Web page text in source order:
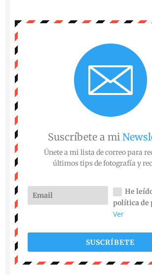
Suscríbete a mi
Únete a mi lista de correo para
últimos tips de fotografía y
He
política de
Ver
SUSCRÍBETE